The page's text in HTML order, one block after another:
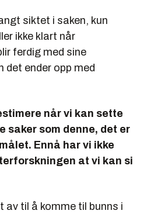
siktet i saken, kun
ikke klart når
ferdig med sine
det ender opp med
når vi kan sette
saker som denne, det er
Ennå har vi ikke
at vi kan si
av til å komme til bunns i